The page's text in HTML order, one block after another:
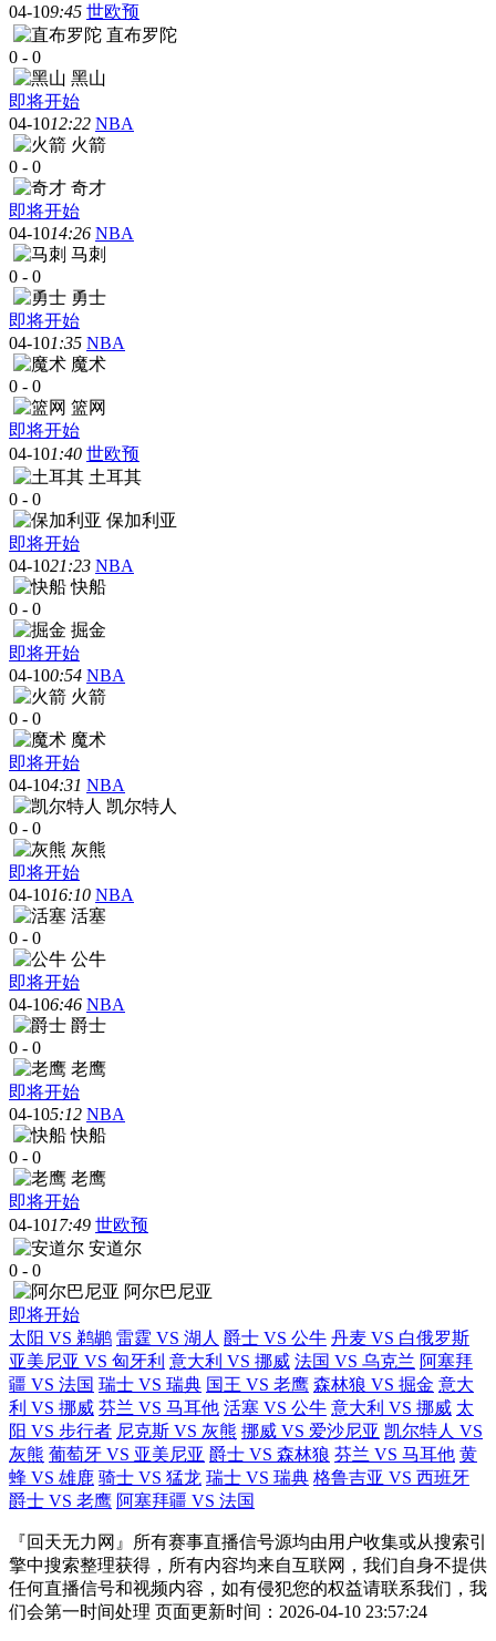
04-109:45 世欧预
直布罗陀
0 - 0
黑山
即将开始
04-1012:22 NBA
火箭
0 - 0
奇才
即将开始
04-1014:26 NBA
马刺
0 - 0
勇士
即将开始
04-101:35 NBA
魔术
0 - 0
篮网
即将开始
04-101:40 世欧预
土耳其
0 - 0
保加利亚
即将开始
04-1021:23 NBA
快船
0 - 0
掘金
即将开始
04-100:54 NBA
火箭
0 - 0
魔术
即将开始
04-104:31 NBA
凯尔特人
0 - 0
灰熊
即将开始
04-1016:10 NBA
活塞
0 - 0
公牛
即将开始
04-106:46 NBA
爵士
0 - 0
老鹰
即将开始
04-105:12 NBA
快船
0 - 0
老鹰
即将开始
04-1017:49 世欧预
安道尔
0 - 0
阿尔巴尼亚
即将开始
太阳 VS 鹈鹕 雷霆 VS 湖人 爵士 VS 公牛 丹麦 VS 白俄罗斯
亚美尼亚 VS 匈牙利 意大利 VS 挪威 法国 VS 乌克兰 阿塞拜
疆 VS 法国 瑞士 VS 瑞典 国王 VS 老鹰 森林狼 VS 掘金 意大
利 VS 挪威 芬兰 VS 马耳他 活塞 VS 公牛 意大利 VS 挪威 太
阳 VS 步行者 尼克斯 VS 灰熊 挪威 VS 爱沙尼亚 凯尔特人 VS
灰熊 葡萄牙 VS 亚美尼亚 爵士 VS 森林狼 芬兰 VS 马耳他 黄
蜂 VS 雄鹿 骑士 VS 猛龙 瑞士 VS 瑞典 格鲁吉亚 VS 西班牙
爵士 VS 老鹰 阿塞拜疆 VS 法国
『回天无力网』所有赛事直播信号源均由用户收集或从搜索引
擎中搜索整理获得，所有内容均来自互联网，我们自身不提供
任何直播信号和视频内容，如有侵犯您的权益请联系我们，我
们会第一时间处理 页面更新时间：2026-04-10 23:57:24